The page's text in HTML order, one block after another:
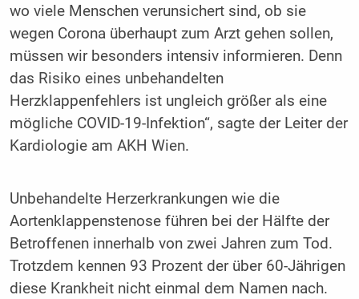
wo viele Menschen verunsichert sind, ob sie
wegen Corona überhaupt zum Arzt gehen sollen,
müssen wir besonders intensiv informieren. Denn
das Risiko eines unbehandelten
Herzklappenfehlers ist ungleich größer als eine
mögliche COVID-19-Infektion“, sagte der Leiter der
Kardiologie am AKH Wien.
Unbehandelte Herzerkrankungen wie die
Aortenklappenstenose führen bei der Hälfte der
Betroffenen innerhalb von zwei Jahren zum Tod.
Trotzdem kennen 93 Prozent der über 60-Jährigen
diese Krankheit nicht einmal dem Namen nach.